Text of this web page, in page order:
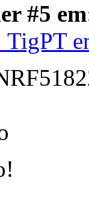
#5
TigPT